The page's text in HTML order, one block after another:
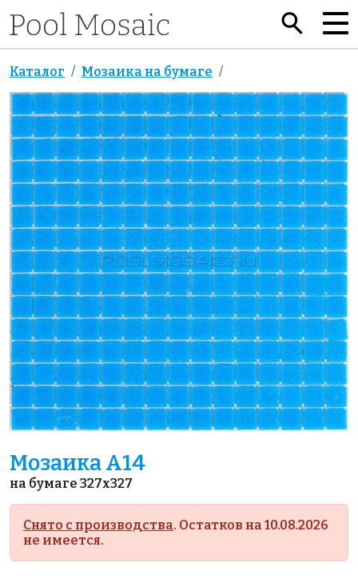
Каталог Мозаика на бумаге
Мозаика A14
на бумаге 327x327
Снято с производства. Остатков на 10.08.2026
не имеется.